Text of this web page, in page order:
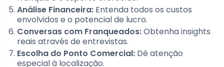
Análise Financeira: Entenda todos os custos
envolvidos e o potencial de lucro.
Conversas com Franqueados:Obtenha insights
reais através de entrevistas.
Escolha do Ponto Comercial: Dê atenção
especial à localização.